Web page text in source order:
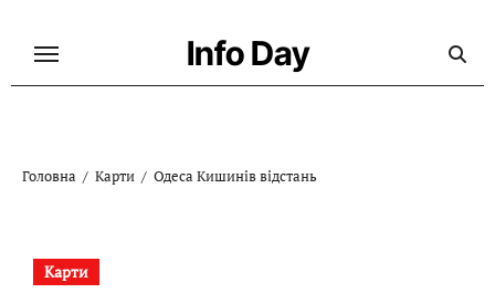
Info Day
Головна Карти Одеса Кишинів відстань
Карти